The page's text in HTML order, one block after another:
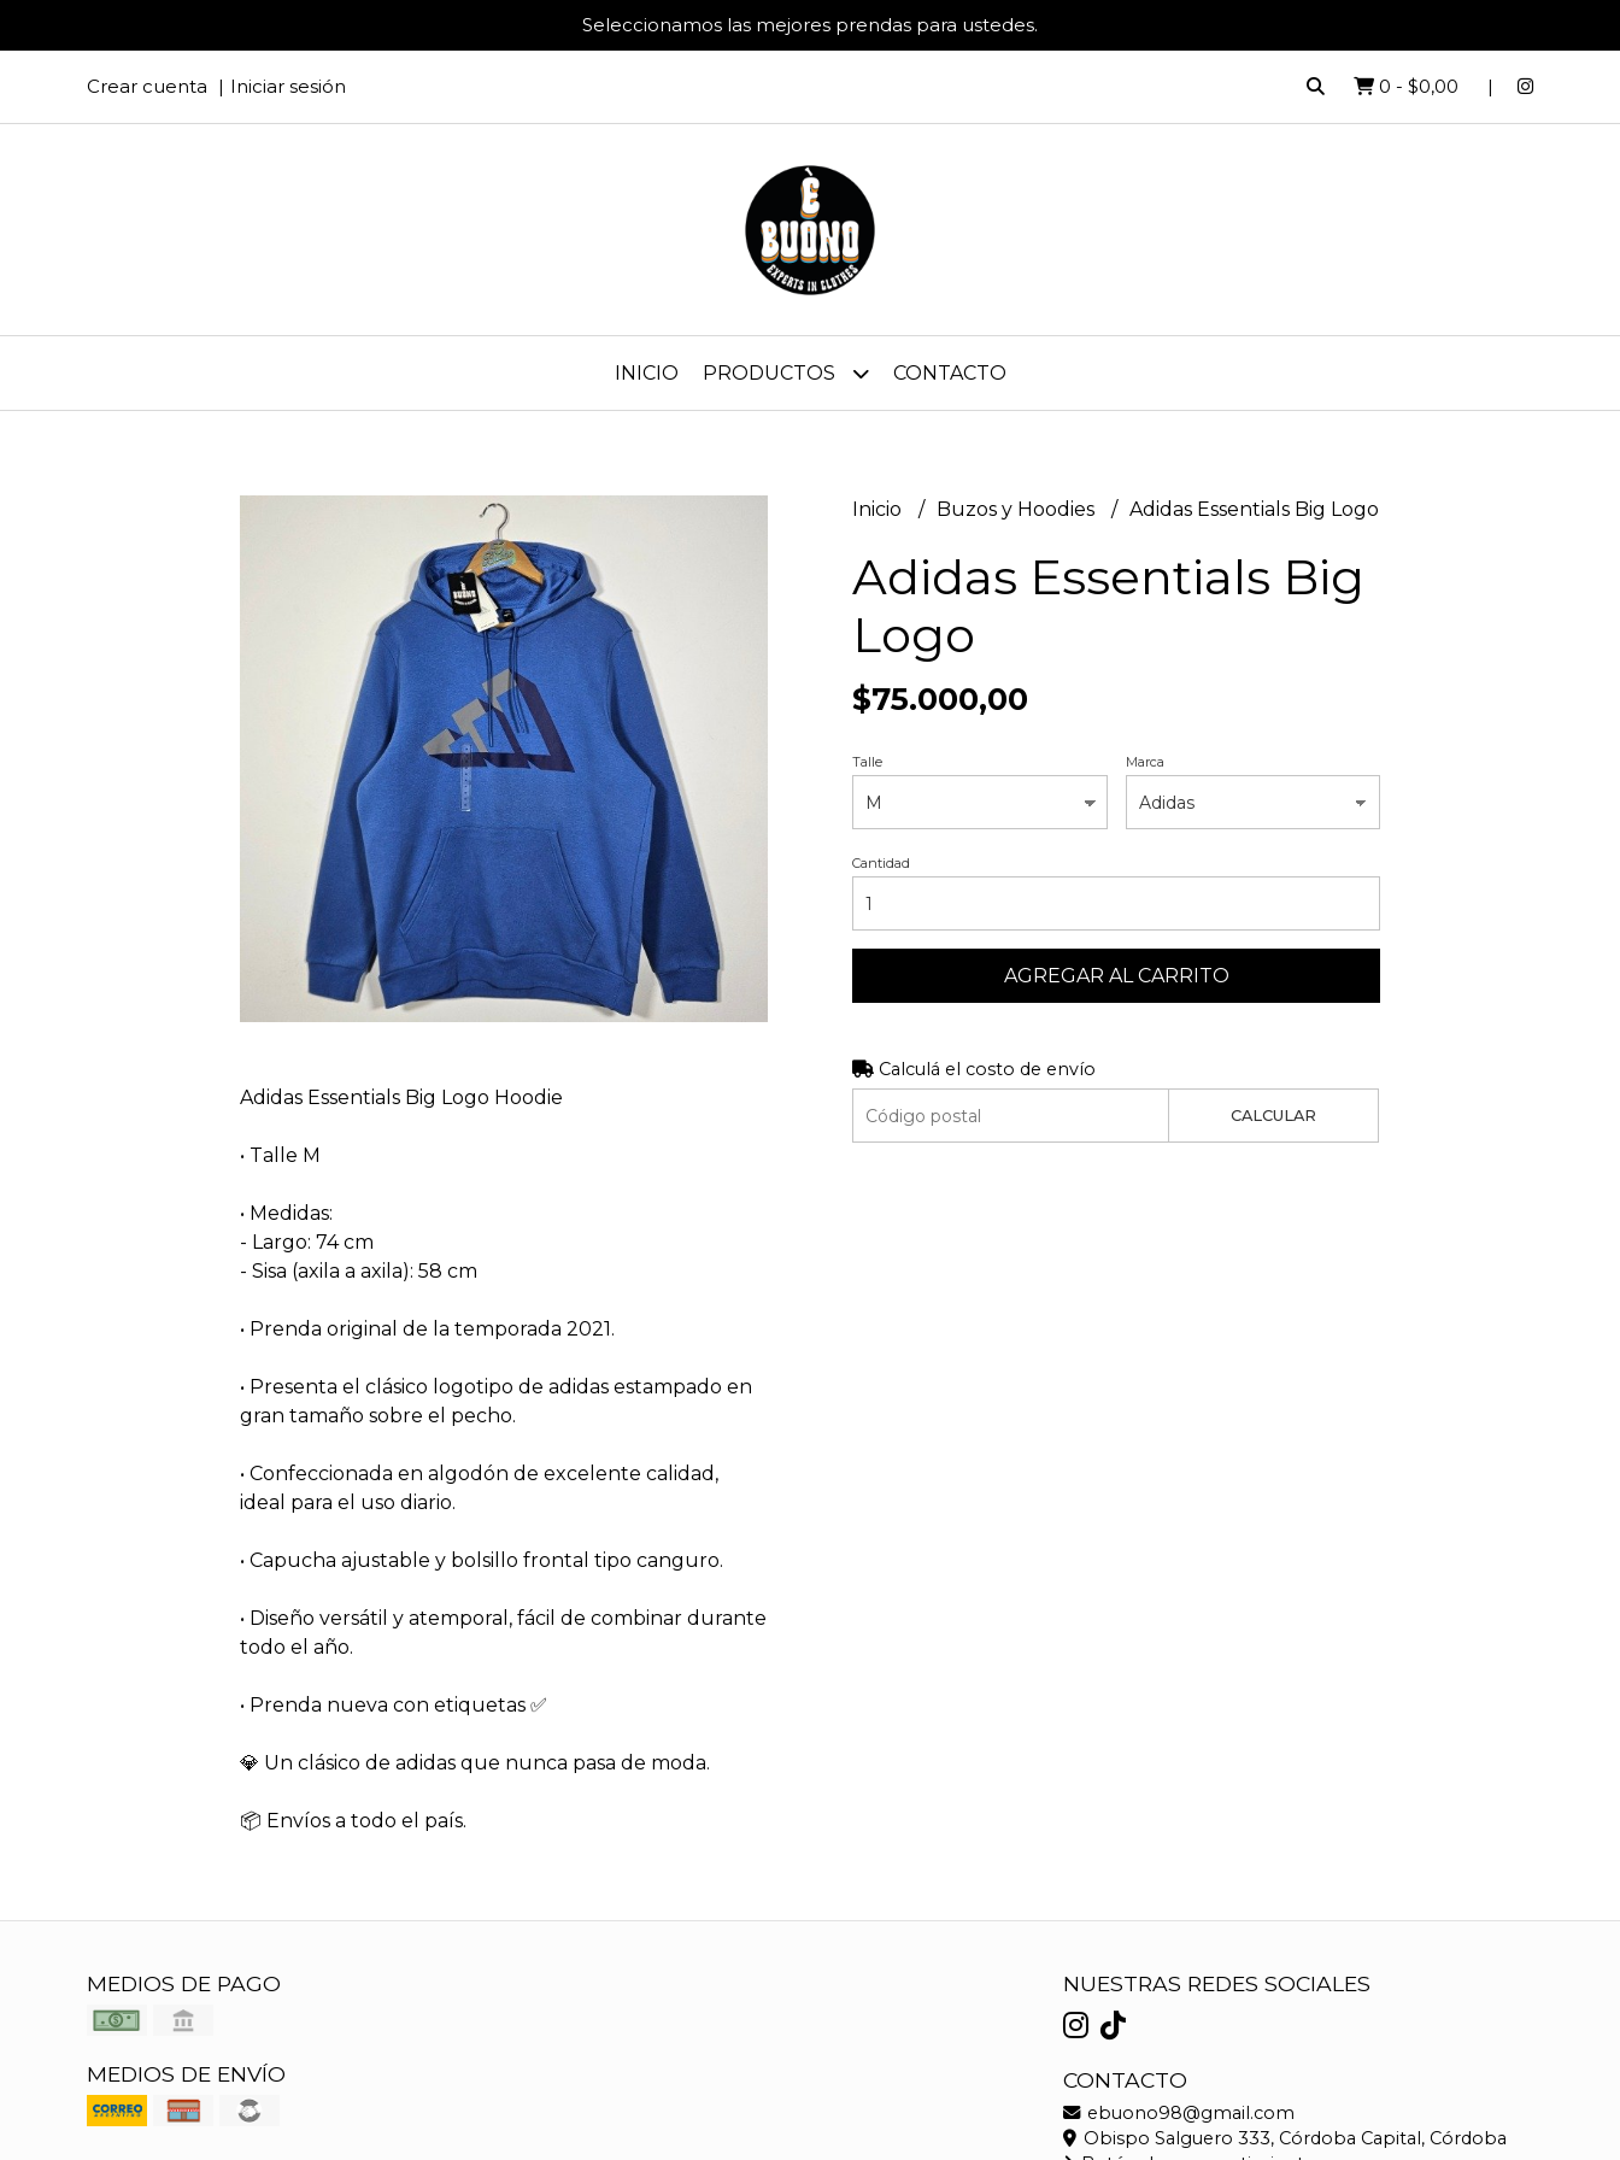
Seleccionamos las mejores prendas para ustedes.
Crear cuenta Iniciar sesión 0 - $0,00
INICIO PRODUCTOS CONTACTO
Adidas Essentials Big Logo Hoodie
• Talle M
• Medidas:
- Largo: 74 cm
- Sisa (axila a axila): 58 cm
• Prenda original de la temporada 2021.
• Presenta el clásico logotipo de adidas estampado en
gran tamaño sobre el pecho.
• Confeccionada en algodón de excelente calidad,
ideal para el uso diario.
• Capucha ajustable y bolsillo frontal tipo canguro.
• Diseño versátil y atemporal, fácil de combinar durante
todo el año.
• Prenda nueva con etiquetas ✅
💎 Un clásico de adidas que nunca pasa de moda.
📦 Envíos a todo el país.
Inicio Buzos y Hoodies Adidas Essentials Big Logo
Adidas Essentials Big
Logo
$75.000,00
Talle Marca
Cantidad
AGREGAR AL CARRITO
Calculá el costo de envío
CALCULAR
MEDIOS DE PAGO
MEDIOS DE ENVÍO
NUESTRAS REDES SOCIALES
CONTACTO
ebuono98@gmail.com
Obispo Salguero 333, Córdoba Capital, Córdoba